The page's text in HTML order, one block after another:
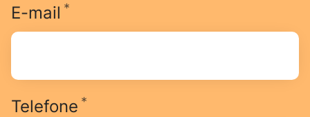
E-mail *
Telefone *